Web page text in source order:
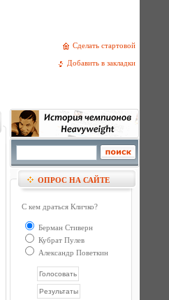
Сделать стартовой
Добавить в закладки
ОПРОС НА САЙТЕ
С кем драться Кличко?
Берман Стиверн
Кубрат Пулев
Александр Поветкин